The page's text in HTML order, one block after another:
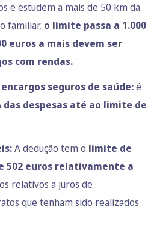
e estudem a mais de 50 km da
familiar, o limite passa a 1.000
euros a mais devem ser
com rendas.
seguros de saúde:é
das despesas até ao limite de
A dedução tem o limite de
502 euros relativamente a
relativos a juros de
que tenham sido realizados